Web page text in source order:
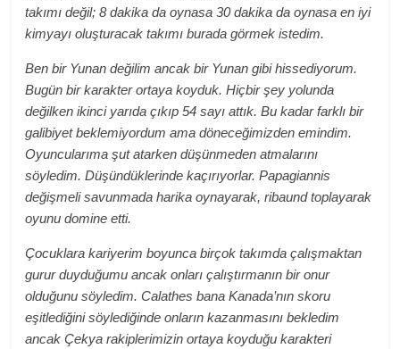
takımı değil; 8 dakika da oynasa 30 dakika da oynasa en iyi
kimyayı oluşturacak takımı burada görmek istedim.
Ben bir Yunan değilim ancak bir Yunan gibi hissediyorum.
Bugün bir karakter ortaya koyduk. Hiçbir şey yolunda
değilken ikinci yarıda çıkıp 54 sayı attık. Bu kadar farklı bir
galibiyet beklemiyordum ama döneceğimizden emindim.
Oyuncularıma şut atarken düşünmeden atmalarını
söyledim. Düşündüklerinde kaçırıyorlar. Papagiannis
değişmeli savunmada harika oynayarak, ribaund toplayarak
oyunu domine etti.
Çocuklara kariyerim boyunca birçok takımda çalışmaktan
gurur duyduğumu ancak onları çalıştırmanın bir onur
olduğunu söyledim. Calathes bana Kanada’nın skoru
eşitlediğini söylediğinde onların kazanmasını bekledim
ancak Çekya rakiplerimizin ortaya koyduğu karakteri